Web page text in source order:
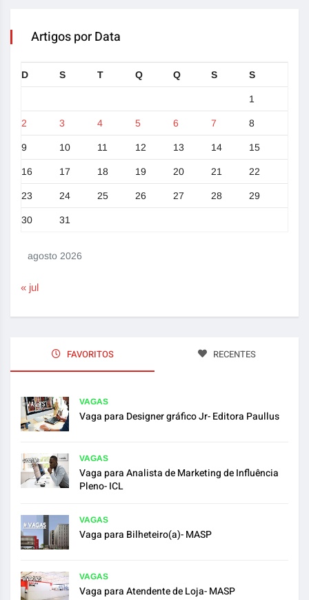
Artigos por Data
agosto 2026
D S T Q Q S S
1
2 3 4 5 6 7 8
9 10 11 12 13 14 15
16 17 18 19 20 21 22
23 24 25 26 27 28 29
30 31
« jul
FAVORITOS RECENTES
VAGAS
Vaga para Designer gráfico Jr- Editora Paullus
VAGAS
Vaga para Analista de Marketing de Influência
Pleno- ICL
VAGAS
Vaga para Bilheteiro(a)- MASP
VAGAS
Vaga para Atendente de Loja- MASP